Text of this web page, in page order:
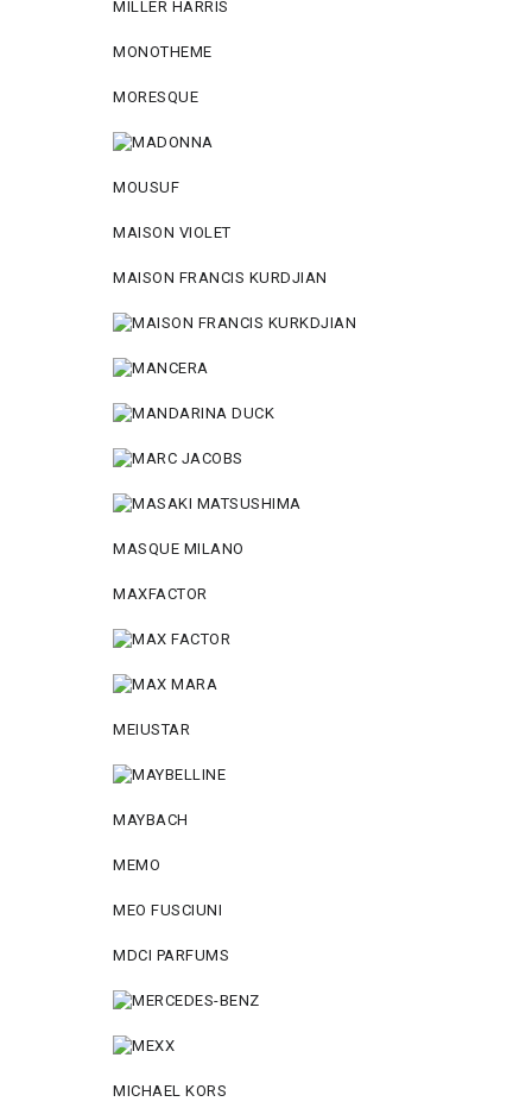
MILLER HARRIS
MONOTHEME
MORESQUE
MOUSUF
MAISON VIOLET
MAISON FRANCIS KURDJIAN
MASQUE MILANO
MAXFACTOR
MEIUSTAR
MAYBACH
MEMO
MEO FUSCIUNI
MDCI PARFUMS
MICHAEL KORS